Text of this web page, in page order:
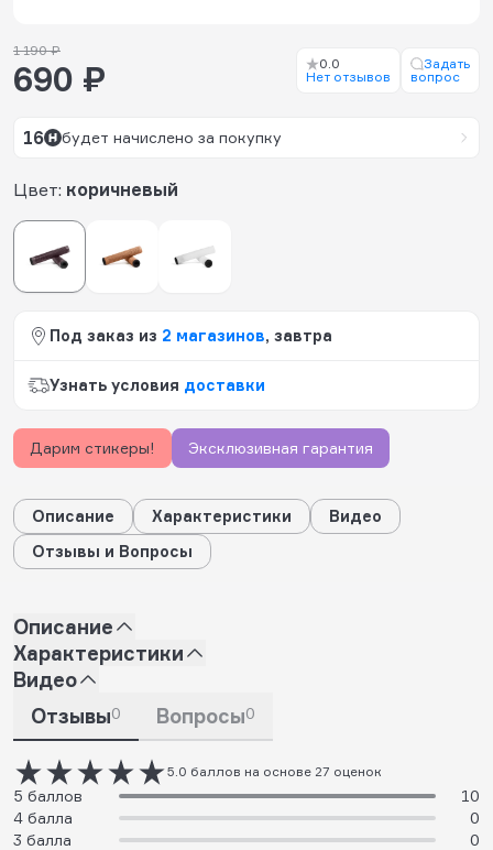
Цвет: коричневый
1 190 ₽
690 ₽
0.0
Нет отзывов
Задать
вопрос
16 будет начислено за покупку
Под заказ из 2 магазинов, завтра
Узнать условия доставки
Дарим стикеры! Эксклюзивная гарантия
Описание Характеристики
Видео
Отзывы и Вопросы
Описание
Характеристики
Видео
Отзывы0 Вопросы0
5.0 баллов на основе 27 оценок
5 баллов
10
4 балла
0
3 балла
0